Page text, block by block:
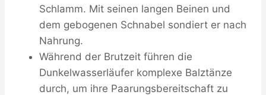
Schlamm. Mit seinen langen Beinen und
dem gebogenen Schnabel sondiert er nach
Nahrung.
Während der Brutzeit führen die
Dunkelwasserläufer komplexe Balztänze
durch, um ihre Paarungsbereitschaft zu